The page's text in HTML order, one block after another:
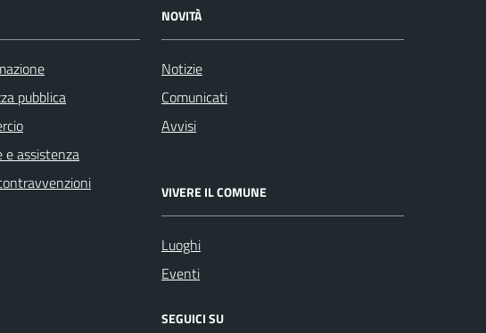
pubblica
e assistenza
NOVITÀ
Notizie
Comunicati
Avvisi
VIVERE IL COMUNE
Luoghi
Eventi
SEGUICI SU